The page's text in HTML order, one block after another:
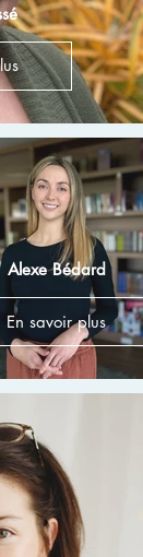
Alexe Bédard
En savoir plus